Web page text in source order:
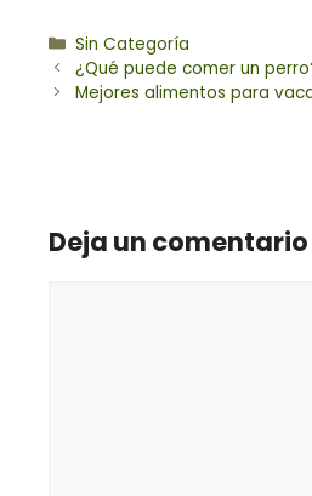
Categorías
Sin Categoría
¿Qué puede comer un
Mejores alimentos para
Deja un comentario